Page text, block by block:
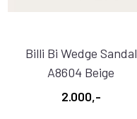
Billi Bi Wedge Sandal
A8604 Beige
2.000,-